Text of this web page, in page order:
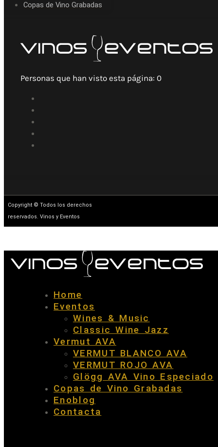
Copas de Vino Grabadas
Personas que han visto esta página: 0
Copyright © Todos los derechos
reservados. Vinos y Eventos
Home
Eventos
Wines & Music
Classic Wine Jazz
Vermut AVA
VERMUT BLANCO AVA
VERMUT ROJO AVA
Glögg AVA Vino Especiado
Copas de Vino Grabadas
Enoblog
Contacta